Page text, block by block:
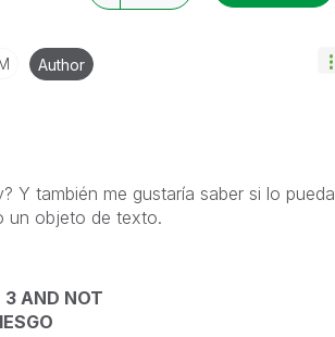
Author
Y también me gustaría saber si lo pueda
un objeto de texto.
AND NOT